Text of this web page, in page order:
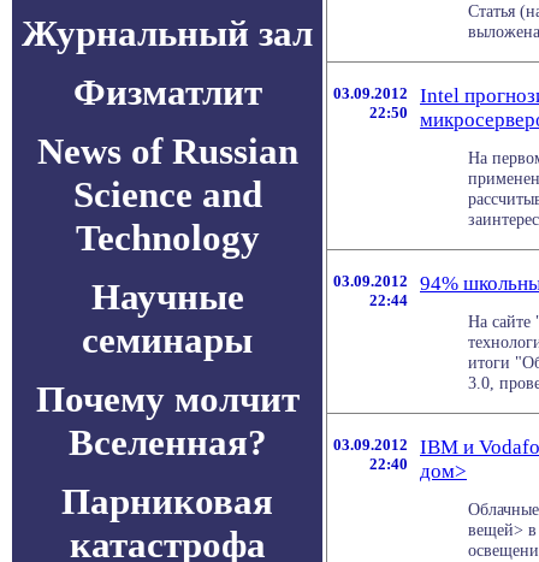
Журнальный зал
Физматлит
News of Russian
Science and
Technology
Научные
семинары
Почему молчит
Вселенная?
Парниковая
катастрофа
Статья
03.09.2012
22:50
Intel
На
03.09.2012
22:44
94%
На
итоги
3.0,
03.09.2012
22:40
IBM и
дом>
вещей> в